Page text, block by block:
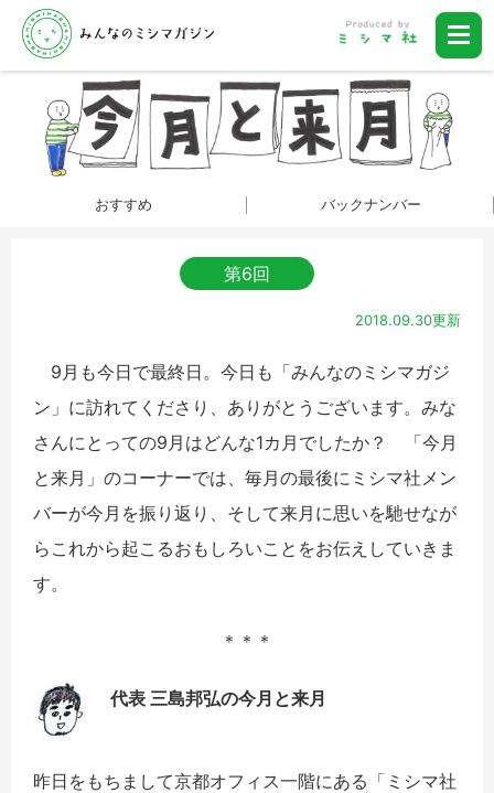
おすすめ バックナンバー
第6回
2018.09.30更新
9月も今日で最終日。今日も「みんなのミシマガジ
ン」に訪れてくださり、ありがとうございます。みな
さんにとっての9月はどんな1カ月でしたか？ 「今月
と来月」のコーナーでは、毎月の最後にミシマ社メン
バーが今月を振り返り、そして来月に思いを馳せなが
らこれから起こるおもしろいことをお伝えしていきま
す。
＊＊＊
代表 三島邦弘の今月と来月
昨日をもちまして京都オフィス一階にある「ミシマ社